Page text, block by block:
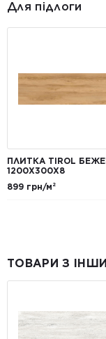
Для підлоги
ПЛИТКА TIROL
1200Х300X8
899 грн/м²
ТОВАРИ З